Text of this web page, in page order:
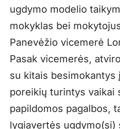
ugdymo modelio
mokyklas bei
Panevėžio vicemerė
Pasak vicemerės,
su kitais besimokantys
poreikių turintys vaikai
papildomos pagalbos,
lygiavertės ugdymo(si)